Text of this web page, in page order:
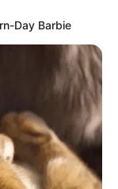
Day Barbie